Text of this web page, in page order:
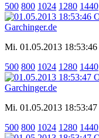
500 800 1024 1280 1440
Mi. 01.05.2013 18:53:46
500 800 1024 1280 1440
Mi. 01.05.2013 18:53:47
500 800 1024 1280 1440